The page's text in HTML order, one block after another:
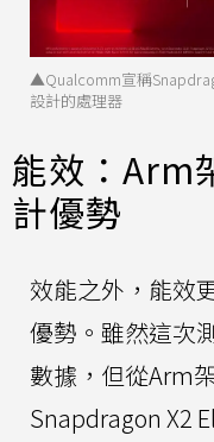
▲Qualcomm宣稱
設計的處理器
能效：Arm
計優勢
效能之外，能效
優勢。雖然這次
數據，但從Arm
Snapdragon X2